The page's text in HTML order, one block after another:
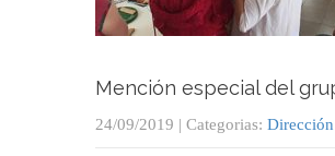
Mención especial del
24/09/2019 | Categorias: